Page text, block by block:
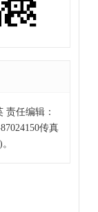
责任编辑：
传真